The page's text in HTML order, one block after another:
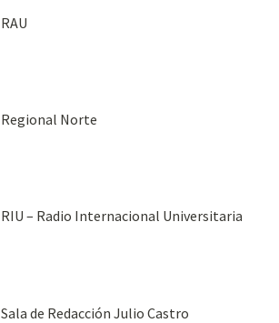
RAU
Regional Norte
RIU – Radio Internacional Universitaria
Sala de Redacción Julio Castro